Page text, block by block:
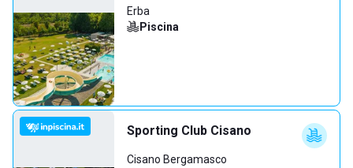
Erba
Piscina
Sporting Club Cisano
Cisano Bergamasco